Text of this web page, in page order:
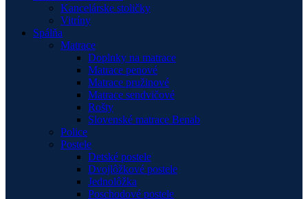
Kancelárske stoličky
Vitríny
Spálňa
Matrace
Doplnky na matrace
Matrace penové
Matrace pružinové
Matrace sendvičové
Rošty
Slovenské matrace Benab
Police
Postele
Detské postele
Dvojlôžkové postele
Jednolôžka
Poschodové postele